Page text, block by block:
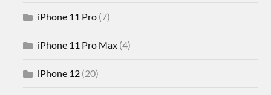
iPhone 11 Pro (7)
iPhone 11 Pro Max (4)
iPhone 12 (20)